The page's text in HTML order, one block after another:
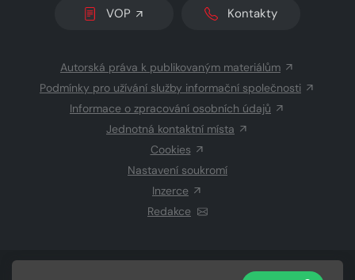
VOP Kontakty
Autorská práva k publikovaným materiálům
Podmínky pro užívání služby informační společnosti
Informace o zpracování osobních údajů
Jednotná kontaktní místa
Cookies
Nastavení soukromí
Inzerce
Redakce
CZECH NEWS CENTER a.s.a dodavatelé